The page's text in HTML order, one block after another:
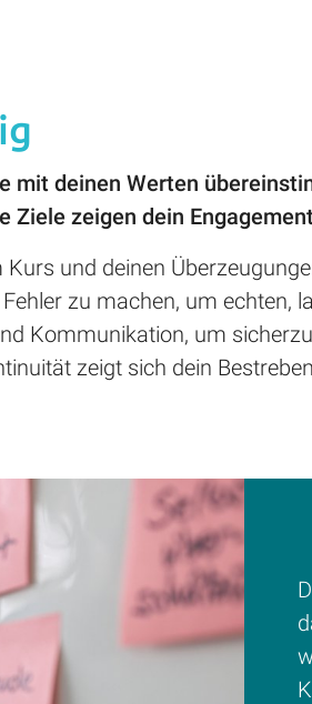
mit deinen Werten
Ziele zeigen dein
und deinen
zu machen, um echten,
Kommunikation, um
zeigt sich dein